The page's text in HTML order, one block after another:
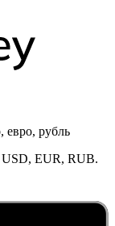
евро, рубль
USD, EUR, RUB.